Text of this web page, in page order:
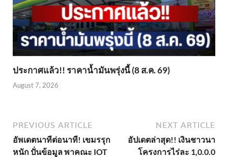
ประกาศแล้ว!! ราคาน้ำมันพรุ่งนี้ (8 ส.ค. 69)
August 7, 2026
PREVIOUS ARTICLE
อัพเดตนาทีต่อนาที! เขมรรุก
หนัก ปั่นข้อมูล พาคณะ IOT
NEXT ARTICLE
อัปเดตล่าสุด!! เงินชาวนา
โครงการไร่ละ 1,0.0.0